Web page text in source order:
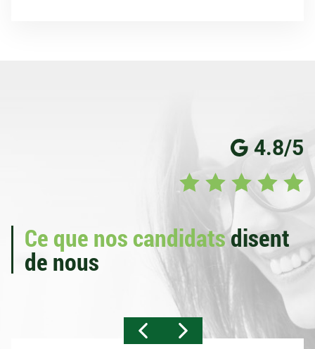
4.8/5
Ce que nos candidatsdisent
de nous